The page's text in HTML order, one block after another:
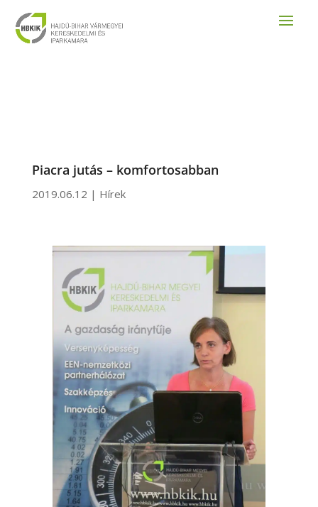
Piacra jutás – komfortosabban
2019.06.12 | Hírek